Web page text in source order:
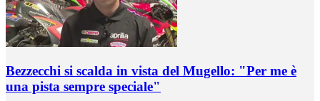
Bezzecchi si scalda in vista del Mugello: "Per me è
una pista sempre speciale"